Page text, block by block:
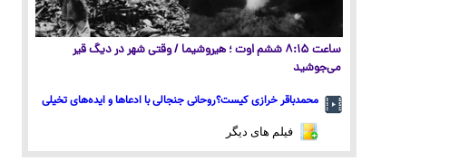
ساعت ۸:۱۵ ششم اوت ؛ هیروشیما / وقتی شهر در دیگ قیر
می‌جوشید
محمدباقر خرازی کیست؟روحانی جنجالی با ادعاها و ایده‌های تخیلی
فیلم های دیگر